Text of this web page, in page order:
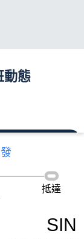
動態
抵達
SIN